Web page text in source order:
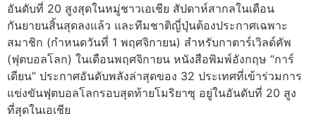
อันดับที่ 20 สูงสุดในหมู่ชาวเอเชีย สัปดาห์สากลในเดือน
กันยายนสิ้นสุดลงแล้ว และทีมชาติญี่ปุ่นต้องประกาศเฉพาะ
สมาชิก (กำหนดวันที่ 1 พฤศจิกายน) สำหรับกาตาร์เวิลด์คัพ
(ฟุตบอลโลก) ในเดือนพฤศจิกายน หนังสือพิมพ์อังกฤษ “การ์
เดียน” ประกาศอันดับพลังล่าสุดของ 32 ประเทศที่เข้าร่วมการ
แข่งขันฟุตบอลโลกรอบสุดท้ายโมริยาซุ อยู่ในอันดับที่ 20 สูง
ที่สุดในเอเชีย